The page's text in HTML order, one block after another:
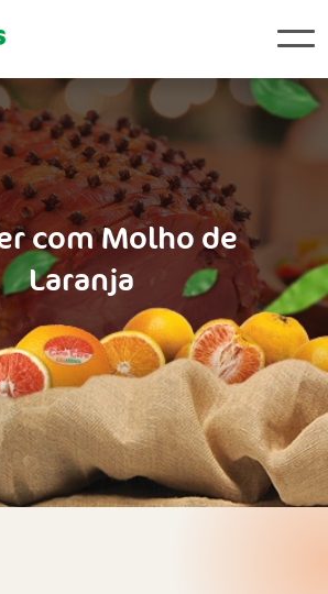
com Molho de
Laranja